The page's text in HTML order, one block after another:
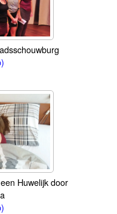
Huwelijk door